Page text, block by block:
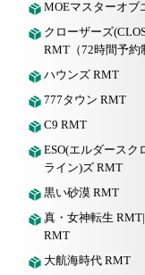
MOEマスターオブ
クローザーズ
RMT（72時間予約
ハウンズ RMT
777タウン RMT
C9 RMT
ESO(エルダースク
ライン)ズ RMT
黒い砂漠 RMT
真・女神転生
RMT
大航海時代 RMT